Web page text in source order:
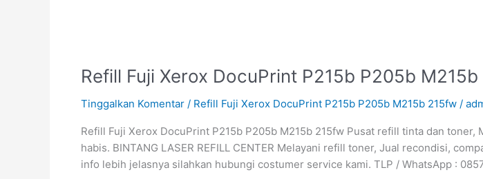
Refill Fuji Xerox DocuPrint P215b P205b
Tinggalkan Komentar / Refill Fuji Xerox DocuPrint P215b P205b M215b 215fw /
Refill Fuji Xerox DocuPrint P215b P205b M215b 215fw Pusat refill tinta dan
habis. BINTANG LASER REFILL CENTER Melayani refill toner, Jual recondisi,
info lebih jelasnya silahkan hubungi costumer service kami. TLP / WhatsApp :
Refill
Xerox
P215b
P205b
M215b